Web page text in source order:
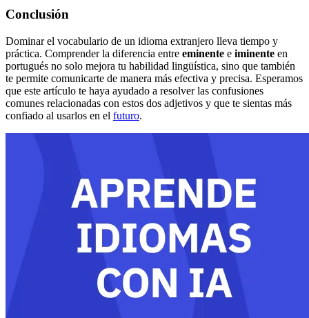
Conclusión
Dominar el vocabulario de un idioma extranjero lleva tiempo y
práctica. Comprender la diferencia entre eminente e iminente en
portugués no solo mejora tu habilidad lingüística, sino que también
te permite comunicarte de manera más efectiva y precisa. Esperamos
que este artículo te haya ayudado a resolver las confusiones
comunes relacionadas con estos dos adjetivos y que te sientas más
confiado al usarlos en el futuro.